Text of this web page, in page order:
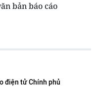
bản báo cáo
điện tử Chính phủ